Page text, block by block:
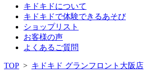
キドキドについて
キドキドで体験できるあそび
ショップリスト
お客様の声
よくあるご質問
TOP > キドキド グランフロント大阪店